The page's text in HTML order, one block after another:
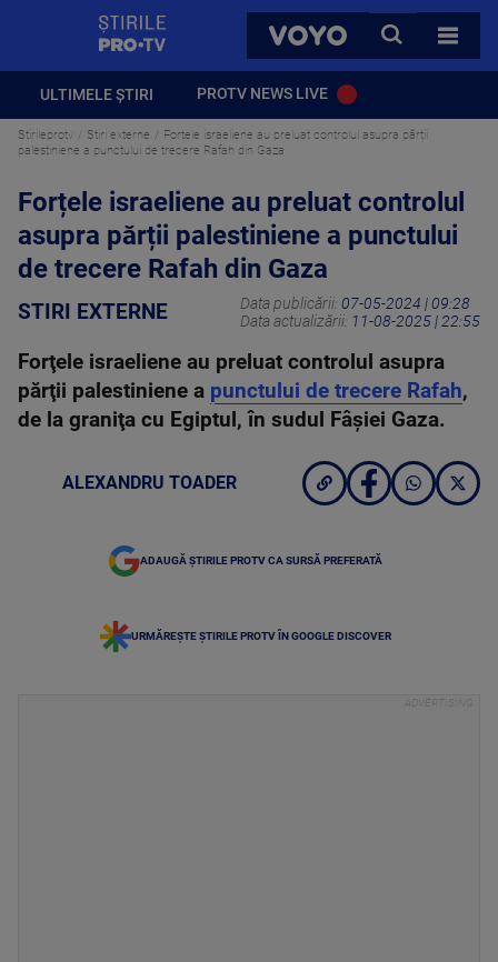
VOYO
CAUTA
TOATE
ULTIMELE ȘTIRI PROTV NEWS LIVE
Stirileprotv Stiri externe
Forțele israeliene au preluat controlul asupra părții
palestiniene a punctului de trecere Rafah din Gaza
Forțele israeliene au preluat controlul
asupra părții palestiniene a punctului
de trecere Rafah din Gaza
STIRI EXTERNE Data publicării: 07-05-2024 | 09:28
Data actualizării: 11-08-2025 | 22:55
Forţele israeliene au preluat controlul asupra
părţii palestiniene a punctului de trecere Rafah,
de la graniţa cu Egiptul, în sudul Fâşiei Gaza.
ALEXANDRU TOADER
ADAUGĂ ȘTIRILE PROTV CA SURSĂ PREFERATĂ
URMĂREȘTE ȘTIRILE PROTV ÎN GOOGLE DISCOVER